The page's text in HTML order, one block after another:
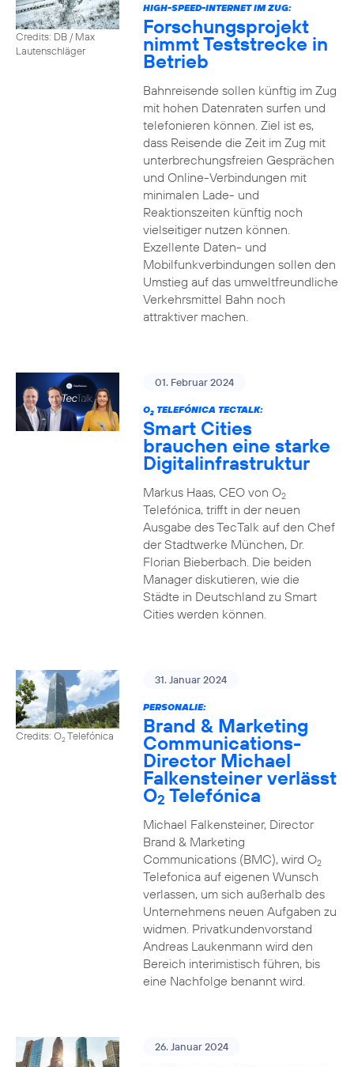
Credits: DB / Max
Lautenschläger
HIGH-SPEED-INTERNET IM ZUG:
Forschungsprojekt
nimmt Teststrecke in
Betrieb
Bahnreisende sollen künftig im Zug
mit hohen Datenraten surfen und
telefonieren können. Ziel ist es,
dass Reisende die Zeit im Zug mit
unterbrechungsfreien Gesprächen
und Online-Verbindungen mit
minimalen Lade- und
Reaktionszeiten künftig noch
vielseitiger nutzen können.
Exzellente Daten- und
Mobilfunkverbindungen sollen den
Umstieg auf das umweltfreundliche
Verkehrsmittel Bahn noch
attraktiver machen.
01. Februar 2024
O2TELEFÓNICA TECTALK:
Smart Cities
brauchen eine starke
Digitalinfrastruktur
Markus Haas, CEO von O2
Telefónica, trifft in der neuen
Ausgabe des TecTalk auf den Chef
der Stadtwerke München, Dr.
Florian Bieberbach. Die beiden
Manager diskutieren, wie die
Städte in Deutschland zu Smart
Cities werden können.
Credits: O2Telefónica
31. Januar 2024
PERSONALIE:
Brand & Marketing
Communications-
Director Michael
Falkensteiner verlässt
O2 Telefónica
Michael Falkensteiner, Director
Brand & Marketing
Communications (BMC), wird O2
Telefonica auf eigenen Wunsch
verlassen, um sich außerhalb des
Unternehmens neuen Aufgaben zu
widmen. Privatkundenvorstand
Andreas Laukenmann wird den
Bereich interimistisch führen, bis
eine Nachfolge benannt wird.
26. Januar 2024